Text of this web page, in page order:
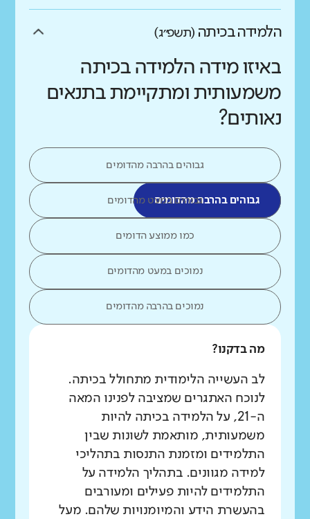
הלמידה בכיתה (תשפ״ג)
באיזו מידה הלמידה בכיתה
משמעותית ומתקיימת בתנאים
נאותים?
גבוהים בהרבה מהדומים
גבוהים בהרבה מהדומיםגבוהים במעט מהדומים
כמו ממוצע הדומים
נמוכים במעט מהדומים
נמוכים בהרבה מהדומים
מה בדקנו?
לב העשייה הלימודית מתחולל בכיתה.
לנוכח האתגרים שמציבה לפנינו המאה
ה-21, על הלמידה בכיתה להיות
משמעותית, מותאמת לשונות שבין
התלמידים ומזמנת התנסות בתהליכי
למידה מגוונים. בתהליך הלמידה על
התלמידים להיות פעילים ומעורבים
בהעשרת הידע והמיומנויות שלהם. מעל